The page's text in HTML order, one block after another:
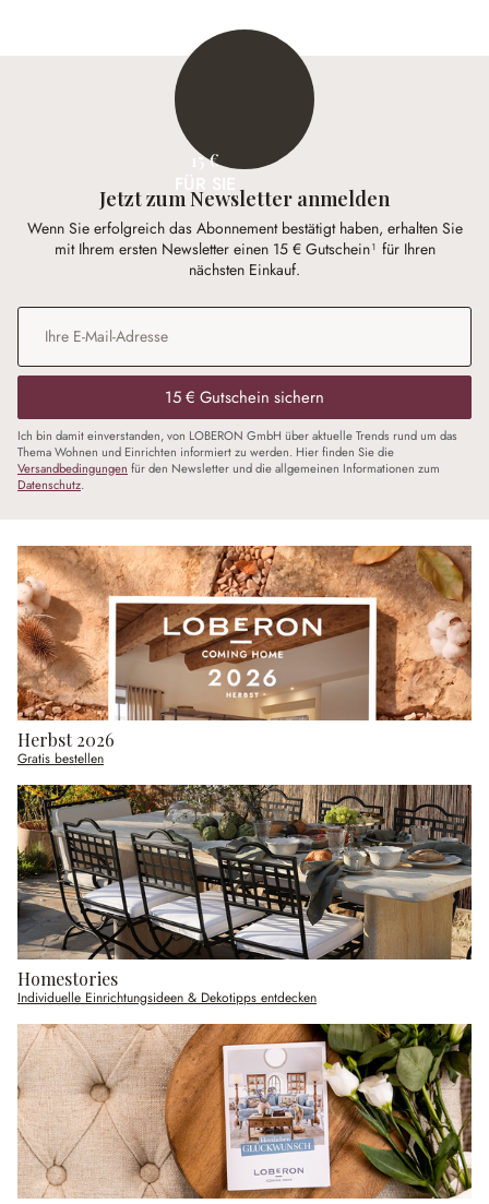
15 €
Jetzt zum Newsletter anmelden
Wenn Sie erfolgreich das Abonnement bestätigt haben, erhalten Sie
mit Ihrem ersten Newsletter einen 15 € Gutschein¹ für Ihren
nächsten Einkauf.
E-Mail-Adresse
15 € Gutschein sichern
Ich bin damit einverstanden, von LOBERON GmbH über aktuelle Trends rund um das
Thema Wohnen und Einrichten informiert zu werden. Hier finden Sie die
Versandbedingungen für den Newsletter und die allgemeinen Informationen zum
Datenschutz.
Herbst 2026
Gratis bestellen
Homestories
Individuelle Einrichtungsideen & Dekotipps entdecken